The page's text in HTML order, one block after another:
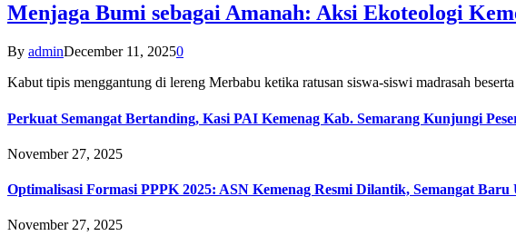
Menjaga Bumi sebagai Amanah: Aksi Ekoteologi
By adminDecember 11, 20250
Kabut tipis menggantung di lereng Merbabu ketika ratusan siswa-siswi madrasah
Perkuat Semangat Bertanding, Kasi PAI Kemenag Kab. Semarang Kunjungi
November 27, 2025
Optimalisasi Formasi PPPK 2025: ASN Kemenag Resmi Dilantik, Semangat
November 27, 2025